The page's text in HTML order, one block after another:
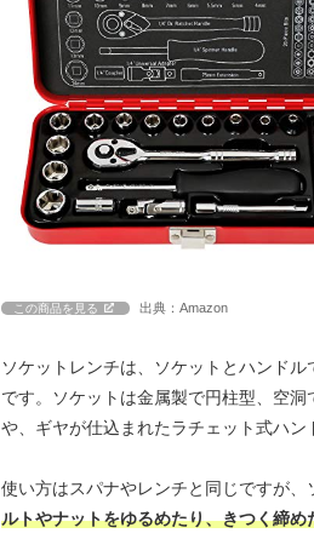
この商品を見る 出典：Amazon
ソケットレンチは、ソケットとハンドル
です。ソケットは金属製で円柱型、空
や、ギヤが仕込まれたラチェット式ハン
使い方はスパナやレンチと同じですが、
ルトやナットをゆるめたり、きつく締